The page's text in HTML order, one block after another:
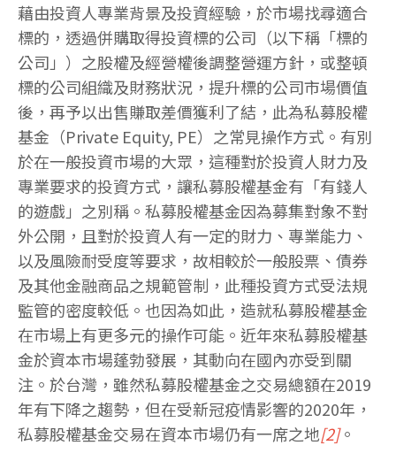
藉由投資人專業背景及投資經驗，於市場找尋適合
標的，透過併購取得投資標的公司（以下稱「標的
公司」）之股權及經營權後調整營運方針，或整頓
標的公司組織及財務狀況，提升標的公司市場價值
後，再予以出售賺取差價獲利了結，此為私募股權
基金（Private Equity, PE）之常見操作方式。有別
於在一般投資市場的大眾，這種對於投資人財力及
專業要求的投資方式，讓私募股權基金有「有錢人
的遊戲」之別稱。私募股權基金因為募集對象不對
外公開，且對於投資人有一定的財力、專業能力、
以及風險耐受度等要求，故相較於一般股票、債券
及其他金融商品之規範管制，此種投資方式受法規
監管的密度較低。也因為如此，造就私募股權基金
在市場上有更多元的操作可能。近年來私募股權基
金於資本市場蓬勃發展，其動向在國內亦受到關
注。於台灣，雖然私募股權基金之交易總額在2019
年有下降之趨勢，但在受新冠疫情影響的2020年，
私募股權基金交易在資本市場仍有一席之地[2]。